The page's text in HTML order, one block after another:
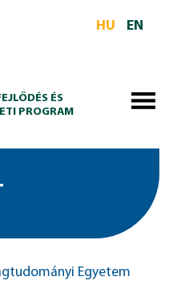
HU
EN
ÉS
PROGRAM
Egyetem